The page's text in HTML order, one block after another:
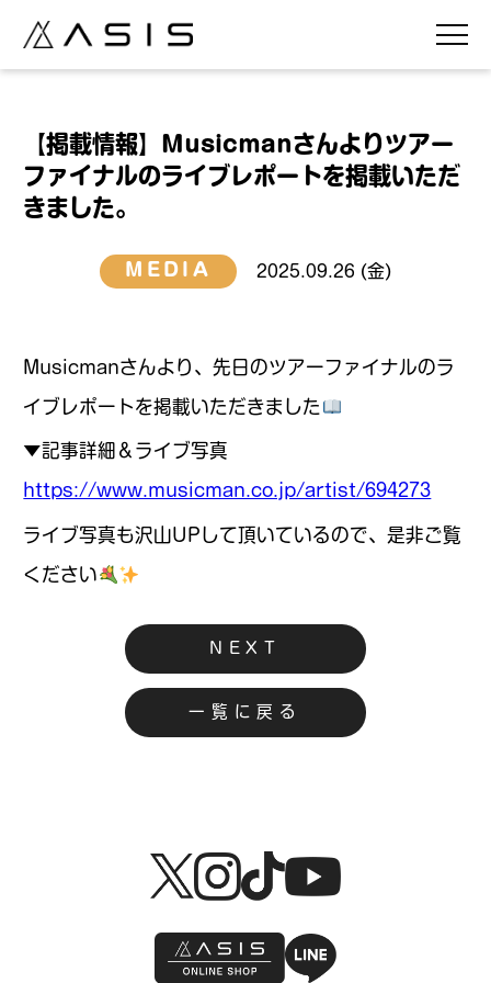
【掲載情報】Musicmanさんよりツアー
ファイナルのライブレポートを掲載いただ
きました。
MEDIA 2025.09.26 (金)
Musicmanさんより、先日のツアーファイナルのラ
イブレポートを掲載いただきました
▼記事詳細＆ライブ写真
https://www.musicman.co.jp/artist/694273
ライブ写真も沢山UPして頂いているので、是非ご覧
ください
一覧に戻る
NEXT